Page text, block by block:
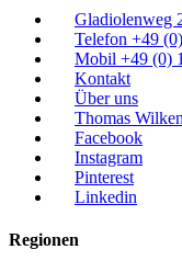
Gladiolenweg
Telefon +49
Mobil +49 (0)
Kontakt
Über uns
Thomas Wilken
Facebook
Instagram
Pinterest
Linkedin
Regionen